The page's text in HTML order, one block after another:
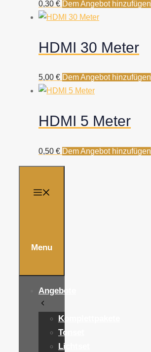
0,30 € Dem Angebot hinzufügen
HDMI 30 Meter
5,00 € Dem Angebot hinzufügen
HDMI 5 Meter
0,50 € Dem Angebot hinzufügen
Menu
Angebote
Komplettpakete
Tonset
Lichtset